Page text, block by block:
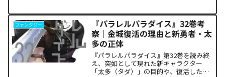
ち塞がります。彼が主張する「狂気の平
和論」と四谷友助たち...
ファンタジー
『パラレルパラダイス』32巻考
察｜金城復活の理由と新勇者・太
多の正体
『パラレルパラダイス』第32巻を読み終
え、突如として現れた新キャラクター
「太多（タダ）」の目的や、復活した邪